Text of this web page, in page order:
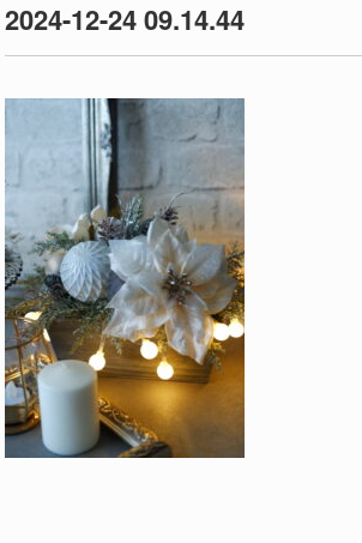
2024-12-24 09.14.44